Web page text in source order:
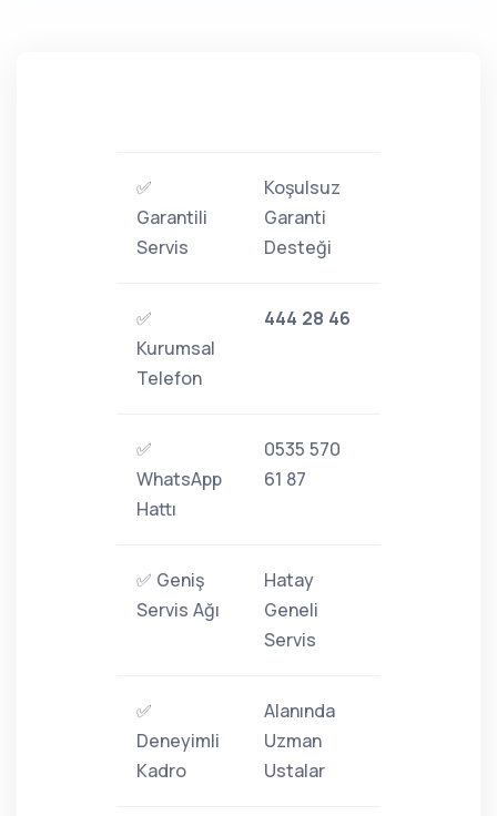
✅
Garantili
Servis
Koşulsuz
Garanti
Desteği
✅
Kurumsal
Telefon
444 28 46
✅
WhatsApp
Hattı
0535 570
61 87
✅ Geniş
Servis Ağı
Hatay
Geneli
Servis
✅
Deneyimli
Kadro
Alanında
Uzman
Ustalar